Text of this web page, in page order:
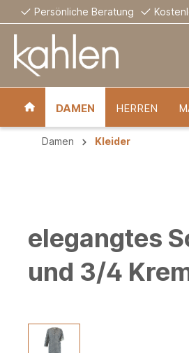
Persönliche Beratung
DAMEN HERREN
Damen Kleider
elegangtes
und 3/4